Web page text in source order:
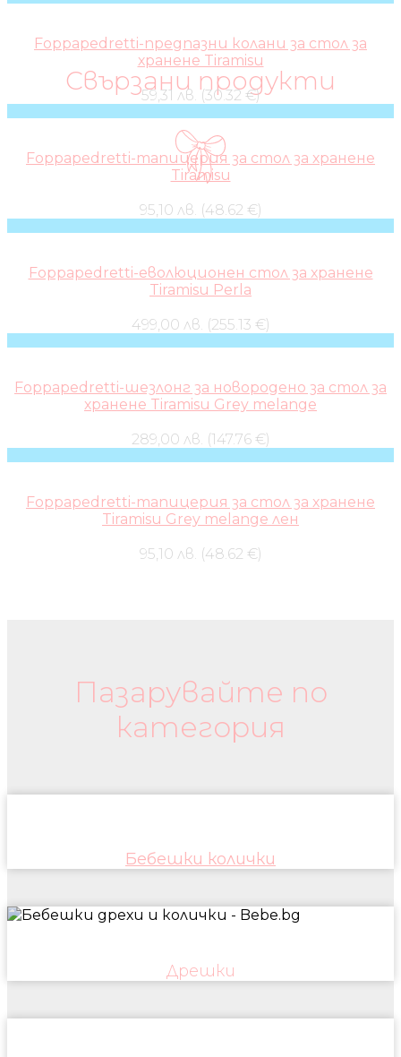
Свързани продукти
Foppapedretti-предпазни колани за стол за
хранене Tiramisu
59,31 лв. (30.32 €)
Foppapedretti-тапицерия за стол за хранене
Tiramisu
95,10 лв. (48.62 €)
Foppapedretti-еволюционен стол за хранене
Tiramisu Perla
499,00 лв. (255.13 €)
Foppapedretti-шезлонг за новородено за стол за
хранене Tiramisu Grey melange
289,00 лв. (147.76 €)
Foppapedretti-тапицерия за стол за хранене
Tiramisu Grey melange лен
95,10 лв. (48.62 €)
Пазарувайте по
категория
Бебешки колички
Дрешки